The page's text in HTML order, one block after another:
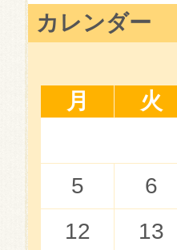
カレンダー
月
火
5
6
12
13